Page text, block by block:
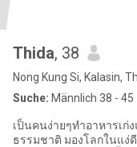
Thida, 38
Nong Kung Si, Kalasin,
Suche: Männlich 38 - 45
เป็นคนง่ายๆทำอาหารเก่
ธรรมชาติ มองโลกในแง่